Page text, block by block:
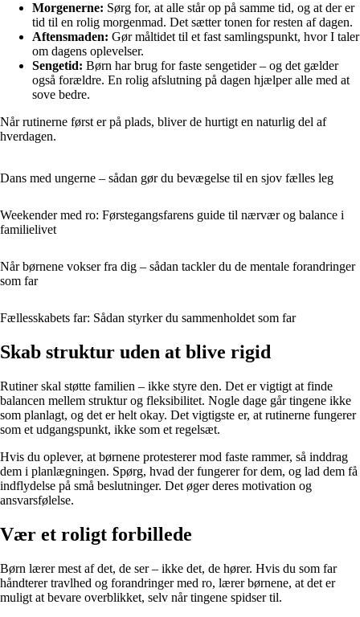
Morgenerne: Sørg for, at alle står op på samme tid, og at der er
tid til en rolig morgenmad. Det sætter tonen for resten af dagen.
Aftensmaden: Gør måltidet til et fast samlingspunkt, hvor I taler
om dagens oplevelser.
Sengetid: Børn har brug for faste sengetider – og det gælder
også forældre. En rolig afslutning på dagen hjælper alle med at
sove bedre.
Når rutinerne først er på plads, bliver de hurtigt en naturlig del af
hverdagen.
Dans med ungerne – sådan gør du bevægelse til en sjov fælles leg
Weekender med ro: Førstegangsfarens guide til nærvær og balance i
familielivet
Når børnene vokser fra dig – sådan tackler du de mentale forandringer
som far
Fællesskabets far: Sådan styrker du sammenholdet som far
Skab struktur uden at blive rigid
Rutiner skal støtte familien – ikke styre den. Det er vigtigt at finde
balancen mellem struktur og fleksibilitet. Nogle dage går tingene ikke
som planlagt, og det er helt okay. Det vigtigste er, at rutinerne fungerer
som et udgangspunkt, ikke som et regelsæt.
Hvis du oplever, at børnene protesterer mod faste rammer, så inddrag
dem i planlægningen. Spørg, hvad der fungerer for dem, og lad dem få
indflydelse på små beslutninger. Det øger deres motivation og
ansvarsfølelse.
Vær et roligt forbillede
Børn lærer mest af det, de ser – ikke det, de hører. Hvis du som far
håndterer travlhed og forandringer med ro, lærer børnene, at det er
muligt at bevare overblikket, selv når tingene spidser til.